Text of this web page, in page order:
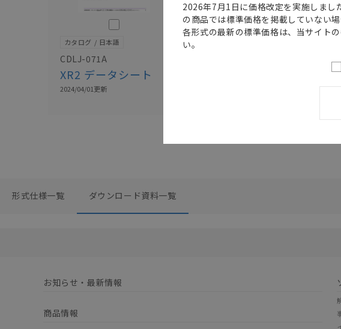
このカタログを選択
カタログ 日本語
CDLJ-071A
XR2 データシート
2024/04/01更新
このカタログを選択
形式仕様一覧 ダウンロード資料一覧
お知らせ・最新情報
商品情報
2026年7月1日に価格改定を実施しまし
の商品では標準価格を掲載していない場
各形式の最新の標準価格は、当サイト
い。